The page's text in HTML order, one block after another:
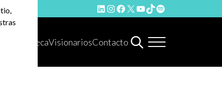
LinkedIn
Instagram
Facebook
X YouTube
TikTok
Spotify
HemerotecaVisionariosContacto